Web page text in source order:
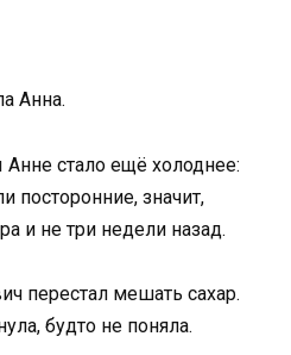
Анна.
стало ещё холоднее:
посторонние, значит,
и не три недели назад.
перестал мешать сахар.
будто не поняла.